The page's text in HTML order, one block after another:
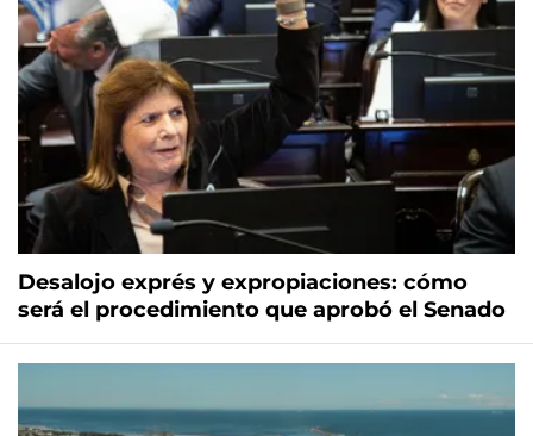
Desalojo exprés y expropiaciones: cómo
será el procedimiento que aprobó el Senado